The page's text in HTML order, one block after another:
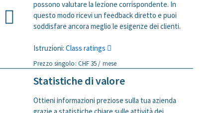
possono valutare la lezione corrispondente. In
questo modo ricevi un feedback diretto e puoi
soddisfare ancora meglio le esigenze dei clienti.
Istruzioni:Class ratings
Prezzo singolo: CHF 35 / mese
Statistiche di valore
Ottieni informazioni preziose sulla tua azienda